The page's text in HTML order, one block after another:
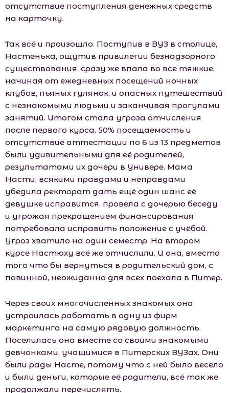
отсутствие поступления денежных средств
на карточку.
Так всё и произошло. Поступив в ВУЗ в столице,
Настенька, ощутив привилегии безнадзорного
существования, сразу же впала во все тяжкие,
начиная от ежедневных посещений ночных
клубов, пьяных гулянок, и опасных путешествий
с незнакомыми людьми и заканчивая прогулами
занятий. Итогом стала угроза отчисления
после первого курса. 50% посещаемость и
отсутствие аттестации по 6 из 13 предметов
были удивительными для её родителей,
результатами их дочери в Универе. Мама
Насти, всякими правдами и неправдами
убедила ректорат дать ещё один шанс её
девушке исправится, провела с дочерью беседу
и угрожая прекращением финансирования
потребовала исправить положение с учёбой.
Угроз хватило на один семестр. На втором
курсе Настюху всё же отчислили. И она, вместо
того что бы вернуться в родительский дом, с
повинной, неожиданно для всех поехала в Питер.
Через своих многочисленных знакомых она
устроилась работать в одну из фирм
маркетинга на самую рядовую должность.
Поселилась она вместе со своими знакомыми
девчонками, учащимися в Питерских ВУЗах. Они
были рады Насте, потому что с ней было весело
и были деньги, которые её родители, всё так же
продолжали перечислять.